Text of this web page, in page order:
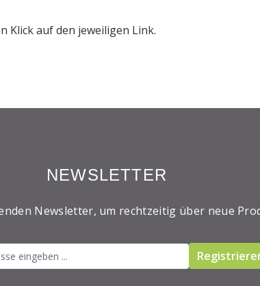
Klick auf den jeweiligen Link.
NEWSLETTER
Newsletter, um rechtzeitig über neue